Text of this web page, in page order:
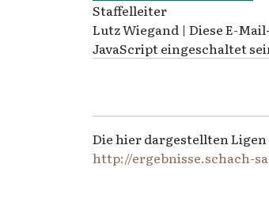
Staffelleiter
Lutz Wiegand | Diese E-
JavaScript eingeschaltet
Die hier dargestellten
http://ergebnisse.schach-